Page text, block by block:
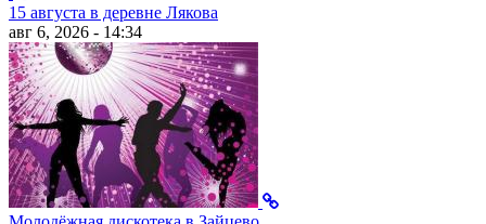
15 августа в деревне Лякова
авг 6, 2026 - 14:34